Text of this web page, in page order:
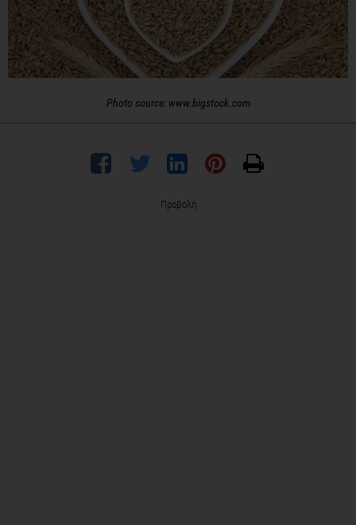
Photo source: www.bigstock.com
Προβολή